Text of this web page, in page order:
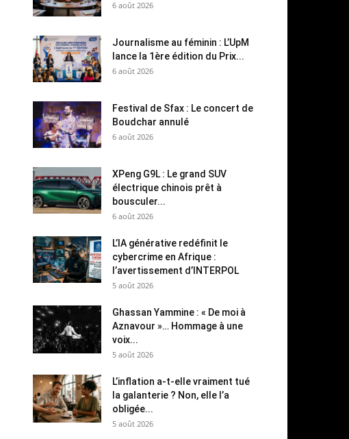
6 août 2026
Journalisme au féminin : L’UpM
lance la 1ère édition du Prix...
6 août 2026
Festival de Sfax : Le concert de
Boudchar annulé
6 août 2026
XPeng G9L : Le grand SUV
électrique chinois prêt à
bousculer...
6 août 2026
L’IA générative redéfinit le
cybercrime en Afrique :
l’avertissement d’INTERPOL
5 août 2026
Ghassan Yammine : « De moi à
Aznavour »… Hommage à une
voix...
5 août 2026
L’inflation a-t-elle vraiment tué
la galanterie ? Non, elle l’a
obligée...
5 août 2026